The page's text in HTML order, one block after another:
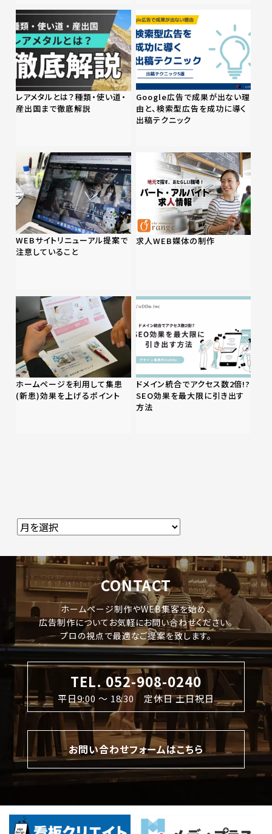
レアメタルとは？種類・使い道・
産出国まで徹底解説
Google広告で成果が出ない理
由と、検索型広告を成功に導く
出稿テクニック
WEBサイトリニューアル提案で
注意していること
求人WEB媒体の制作
ホームページを利用して集患
(新患)効果を上げるポイント
ドメイン統合でアクセス数2倍!?
SEO効果を最大限に引き出す
方法
CONTACT
ホームページ制作やWEB集客を始め、
広告制作についてお気軽にお問い合わせください。
プロの視点で最適なご提案を致します。
TEL. 052-908-0240
平日9:00 〜 18:30 定休日 土日祝日
お問い合わせフォームはこちら